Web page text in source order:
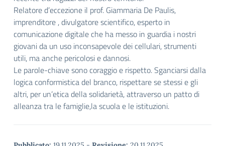
Relatore d’eccezione il prof. Giammaria De Paulis,
imprenditore , divulgatore scientifico, esperto in
comunicazione digitale che ha messo in guardia i nostri
giovani da un uso inconsapevole dei cellulari, strumenti
utili, ma anche pericolosi e dannosi.
Le parole-chiave sono coraggio e rispetto. Sganciarsi dalla
logica conformistica del branco, rispettare se stessi e gli
altri, per un’etica della solidarietà, attraverso un patto di
alleanza tra le famiglie,la scuola e le istituzioni.